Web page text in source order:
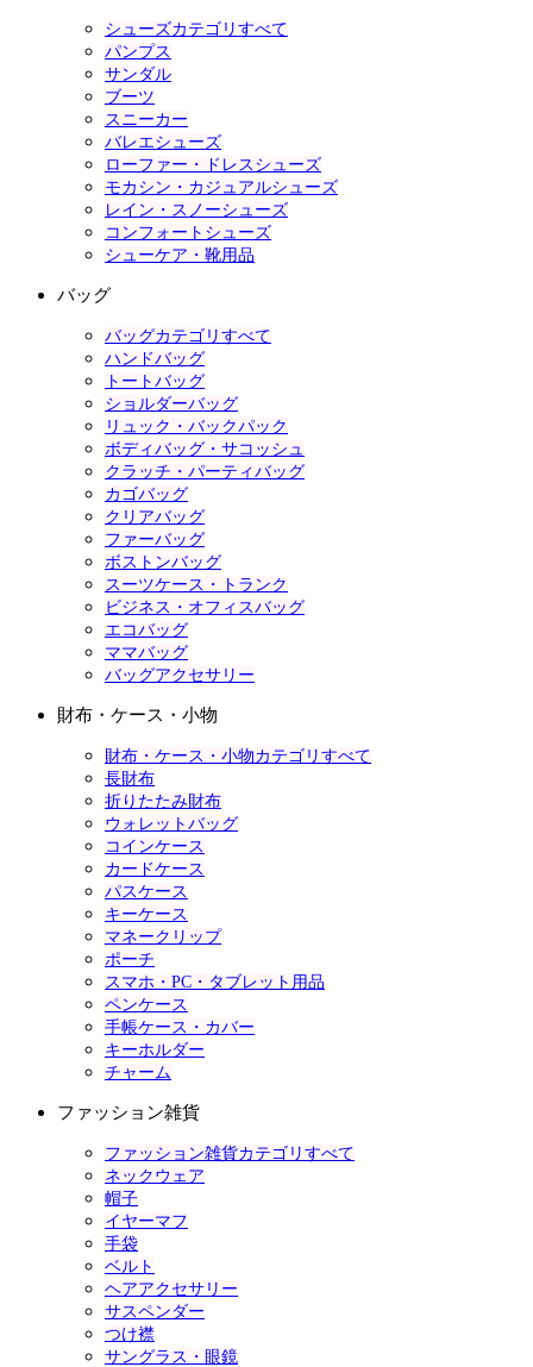
シューズカテゴリすべて
パンプス
サンダル
ブーツ
スニーカー
バレエシューズ
ローファー・ドレスシューズ
モカシン・カジュアルシューズ
レイン・スノーシューズ
コンフォートシューズ
シューケア・靴用品
バッグ
バッグカテゴリすべて
ハンドバッグ
トートバッグ
ショルダーバッグ
リュック・バックパック
ボディバッグ・サコッシュ
クラッチ・パーティバッグ
カゴバッグ
クリアバッグ
ファーバッグ
ボストンバッグ
スーツケース・トランク
ビジネス・オフィスバッグ
エコバッグ
ママバッグ
バッグアクセサリー
財布・ケース・小物
財布・ケース・小物カテゴリすべて
長財布
折りたたみ財布
ウォレットバッグ
コインケース
カードケース
パスケース
キーケース
マネークリップ
ポーチ
スマホ・PC・タブレット用品
ペンケース
手帳ケース・カバー
キーホルダー
チャーム
ファッション雑貨
ファッション雑貨カテゴリすべて
ネックウェア
帽子
イヤーマフ
手袋
ベルト
ヘアアクセサリー
サスペンダー
つけ襟
サングラス・眼鏡